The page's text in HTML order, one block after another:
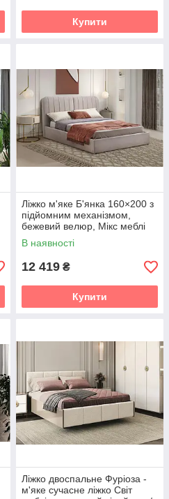
Купити
Ліжко м'яке Б'янка 160×200 з
підйомним механізмом,
бежевий велюр, Мікс меблі
В наявності
12 419 ₴
Купити
Ліжко двоспальне Фуріоза -
м'яке сучасне ліжко Світ